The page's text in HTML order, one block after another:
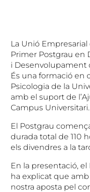
La Unió
Primer Postgrau en
i Desenvolupament
És una formació en
Psicologia de la
amb el suport de
Campus Universitari.
El Postgrau
durada total de 110
els divendres a la
En la presentació, el
ha explicat que
nostra aposta pel